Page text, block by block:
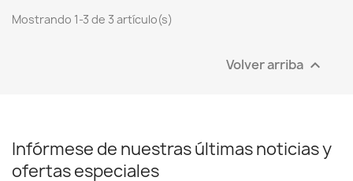
Mostrando 1-3 de 3 artículo(s)
Volver arriba 
Infórmese de nuestras últimas noticias y
ofertas especiales